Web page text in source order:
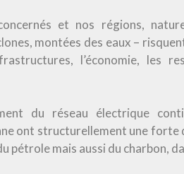
et nos régions,
montées des eaux –
l’économie, les
du réseau électrique
ont structurellement une forte
pétrole mais aussi du charbon,